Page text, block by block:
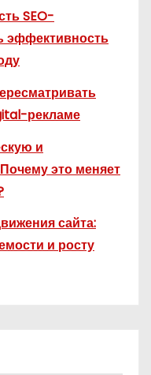
SEO-
эффективность
рекламе
и
это меняет
сайта:
и росту